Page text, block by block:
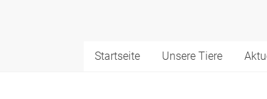
Startseite Unsere Tiere